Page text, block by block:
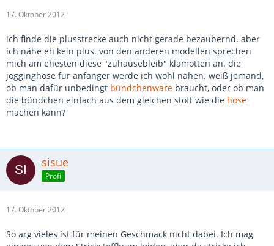
17. Oktober 2012
ich finde die plusstrecke auch nicht gerade bezaubernd. aber
ich nähe eh kein plus. von den anderen modellen sprechen
mich am ehesten diese "zuhausebleib" klamotten an. die
jogginghose für anfänger werde ich wohl nähen. weiß jemand,
ob man dafür unbedingt bündchenware braucht, oder ob man
die bündchen einfach aus dem gleichen stoff wie die hose
machen kann?
sisue
Profi
17. Oktober 2012
So arg vieles ist für meinen Geschmack nicht dabei. Ich mag